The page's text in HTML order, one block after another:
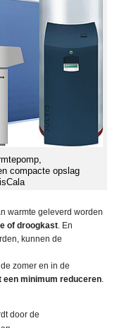
compacte opslag
warmte geleverd worden
of droogkast. En
kunnen de
zomer en in de
minimum reduceren.
door de